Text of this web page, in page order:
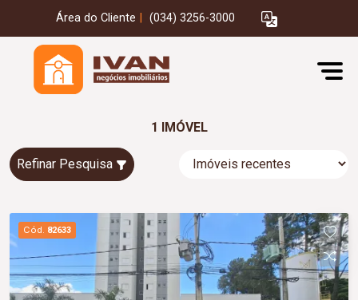
Área do Cliente (034) 3256-3000
1 IMÓVEL
Refinar Pesquisa
Cód. 82633